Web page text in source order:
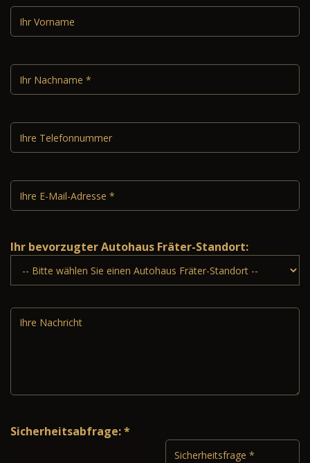
Ihr bevorzugter Autohaus Fräter-Standort:
Sicherheitsabfrage: *